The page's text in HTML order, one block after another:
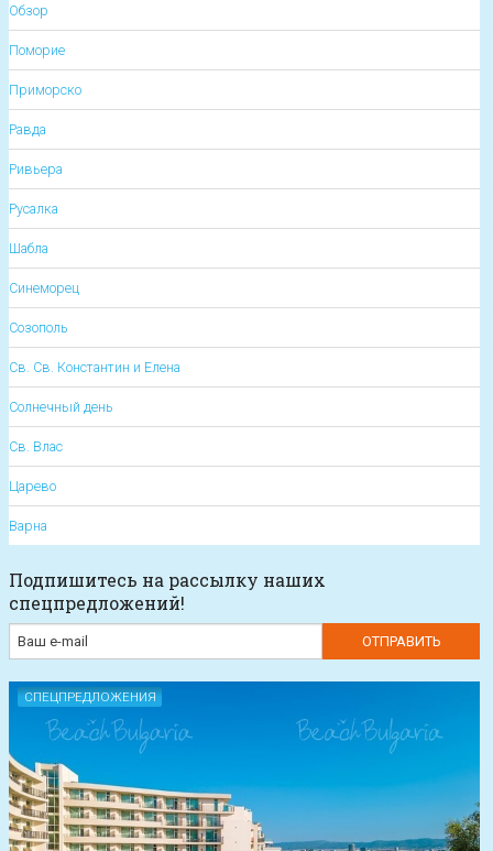
Обзор
Поморие
Приморско
Равда
Ривьера
Русалка
Шабла
Синеморец
Созополь
Св. Св. Константин и Елена
Солнечный день
Св. Влас
Царево
Варна
Подпишитесь на рассылку наших
спецпредложений!
СПЕЦПРЕДЛОЖЕНИЯ